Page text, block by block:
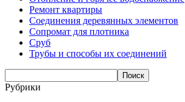
Ремонт квартиры
Соединения деревянных элементов
Сопромат для плотника
Сруб
Трубы и способы их соединений
Рубрики